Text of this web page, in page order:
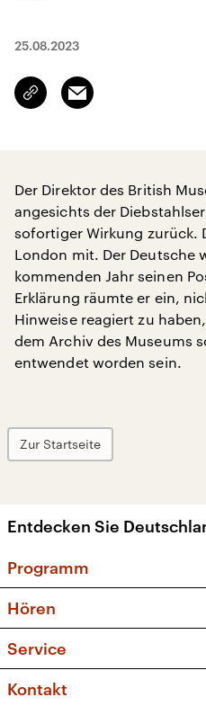
25.08.2023
Link
kopieren/teilen
Email
Der Direktor des British
angesichts der
sofortiger Wirkung zurück.
London mit. Der Deutsche
kommenden Jahr seinen
Erklärung räumte er ein,
Hinweise reagiert zu
dem Archiv des Museums
entwendet worden sein.
Zur Startseite
Entdecken Sie
Programm
Sendungen und
Musikliste
Kakadu – Das
Hören
Frequenzen (UKW +
Service
FAQ
Kontakt